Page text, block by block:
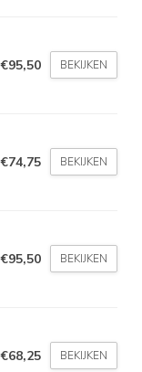
€95,50 BEKIJKEN
€74,75 BEKIJKEN
€95,50 BEKIJKEN
€68,25 BEKIJKEN